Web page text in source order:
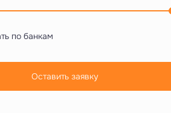
по банкам
Оставить заявку